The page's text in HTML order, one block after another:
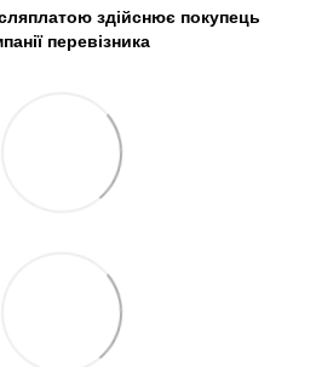
здійснює покупець
перевізника